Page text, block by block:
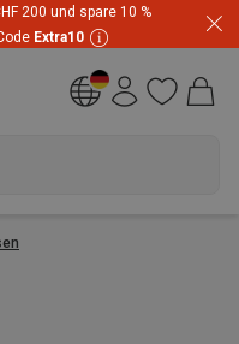
200 und spare 10 %
Extra10